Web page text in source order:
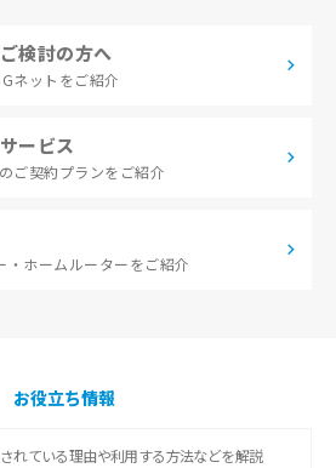
検討の方へ
ネットをご紹介
ービス
ご契約プランをご紹介
・ ホームルーターをご紹介
お役立ち情報
れている理由や利用する方法などを解説